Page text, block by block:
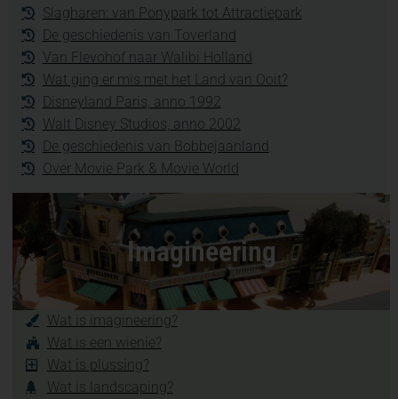
Slagharen: van Ponypark tot Attractiepark
De geschiedenis van Toverland
Van Flevohof naar Walibi Holland
Wat ging er mis met het Land van Ooit?
Disneyland Paris, anno 1992
Walt Disney Studios, anno 2002
De geschiedenis van Bobbejaanland
Over Movie Park & Movie World
Imagineering
Wat is imagineering?
Wat is een wienie?
Wat is plussing?
Wat is landscaping?